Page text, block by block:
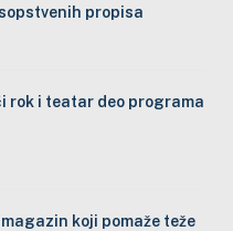
propisa
rok i teatar deo programa
magazin koji pomaže teže